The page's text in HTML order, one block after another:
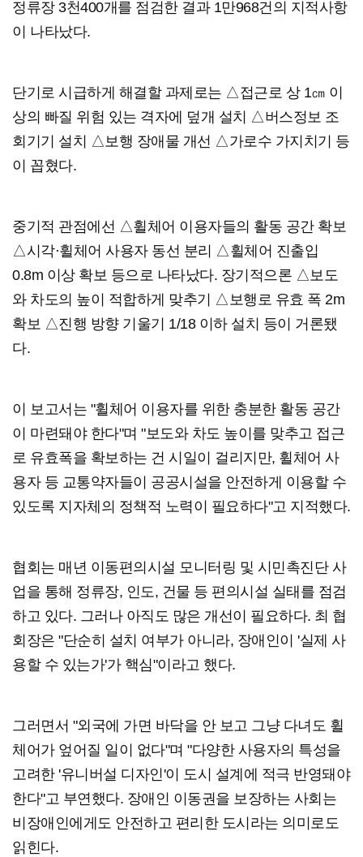
정류장 3천400개를 점검한 결과 1만968건의 지적사항
이 나타났다.
단기로 시급하게 해결할 과제로는 △접근로 상 1㎝ 이
상의 빠질 위험 있는 격자에 덮개 설치 △버스정보 조
회기기 설치 △보행 장애물 개선 △가로수 가지치기 등
이 꼽혔다.
중기적 관점에선 △휠체어 이용자들의 활동 공간 확보
△시각·휠체어 사용자 동선 분리 △휠체어 진출입
0.8m 이상 확보 등으로 나타났다. 장기적으론 △보도
와 차도의 높이 적합하게 맞추기 △보행로 유효 폭 2m
확보 △진행 방향 기울기 1/18 이하 설치 등이 거론됐
다.
이 보고서는 "휠체어 이용자를 위한 충분한 활동 공간
이 마련돼야 한다"며 "보도와 차도 높이를 맞추고 접근
로 유효폭을 확보하는 건 시일이 걸리지만, 휠체어 사
용자 등 교통약자들이 공공시설을 안전하게 이용할 수
있도록 지자체의 정책적 노력이 필요하다"고 지적했다.
협회는 매년 이동편의시설 모니터링 및 시민촉진단 사
업을 통해 정류장, 인도, 건물 등 편의시설 실태를 점검
하고 있다. 그러나 아직도 많은 개선이 필요하다. 최 협
회장은 "단순히 설치 여부가 아니라, 장애인이 '실제 사
용할 수 있는가'가 핵심"이라고 했다.
그러면서 "외국에 가면 바닥을 안 보고 그냥 다녀도 휠
체어가 엎어질 일이 없다"며 "다양한 사용자의 특성을
고려한 '유니버설 디자인'이 도시 설계에 적극 반영돼야
한다"고 부연했다. 장애인 이동권을 보장하는 사회는
비장애인에게도 안전하고 편리한 도시라는 의미로도
읽힌다.